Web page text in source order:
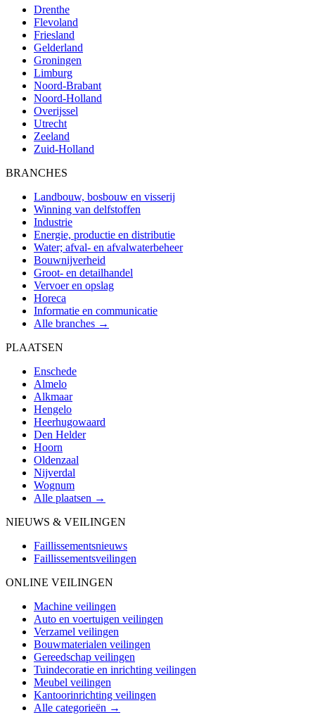
Drenthe
Flevoland
Friesland
Gelderland
Groningen
Limburg
Noord-Brabant
Noord-Holland
Overijssel
Utrecht
Zeeland
Zuid-Holland
BRANCHES
Landbouw, bosbouw en visserij
Winning van delfstoffen
Industrie
Energie, productie en distributie
Water; afval- en afvalwaterbeheer
Bouwnijverheid
Groot- en detailhandel
Vervoer en opslag
Horeca
Informatie en communicatie
Alle branches →
PLAATSEN
Enschede
Almelo
Alkmaar
Hengelo
Heerhugowaard
Den Helder
Hoorn
Oldenzaal
Nijverdal
Wognum
Alle plaatsen →
NIEUWS & VEILINGEN
Faillissementsnieuws
Faillissementsveilingen
ONLINE VEILINGEN
Machine veilingen
Auto en voertuigen veilingen
Verzamel veilingen
Bouwmaterialen veilingen
Gereedschap veilingen
Tuindecoratie en inrichting veilingen
Meubel veilingen
Kantoorinrichting veilingen
Alle categorieën →